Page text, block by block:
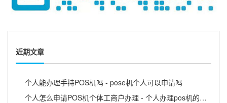
近期文章
个人能办理手持POS机吗 - pose机个人可以申请吗
个人怎么申请POS机个体工商户办理 - 个人办理pos机的流程